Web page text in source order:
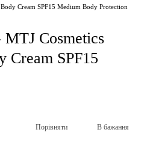
Cream SPF15 Medium Body Protection
MTJ Cosmetics
Cream SPF15
Порівняти В бажання